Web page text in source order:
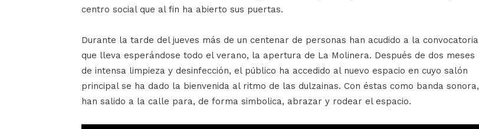
centro social que al fin ha abierto sus puertas.
Durante la tarde del jueves más de un centenar de personas han acudido a la convocatoria
que lleva esperándose todo el verano, la apertura de La Molinera. Después de dos meses
de intensa limpieza y desinfección, el público ha accedido al nuevo espacio en cuyo salón
principal se ha dado la bienvenida al ritmo de las dulzainas. Con éstas como banda sonora,
han salido a la calle para, de forma simbolica, abrazar y rodear el espacio.